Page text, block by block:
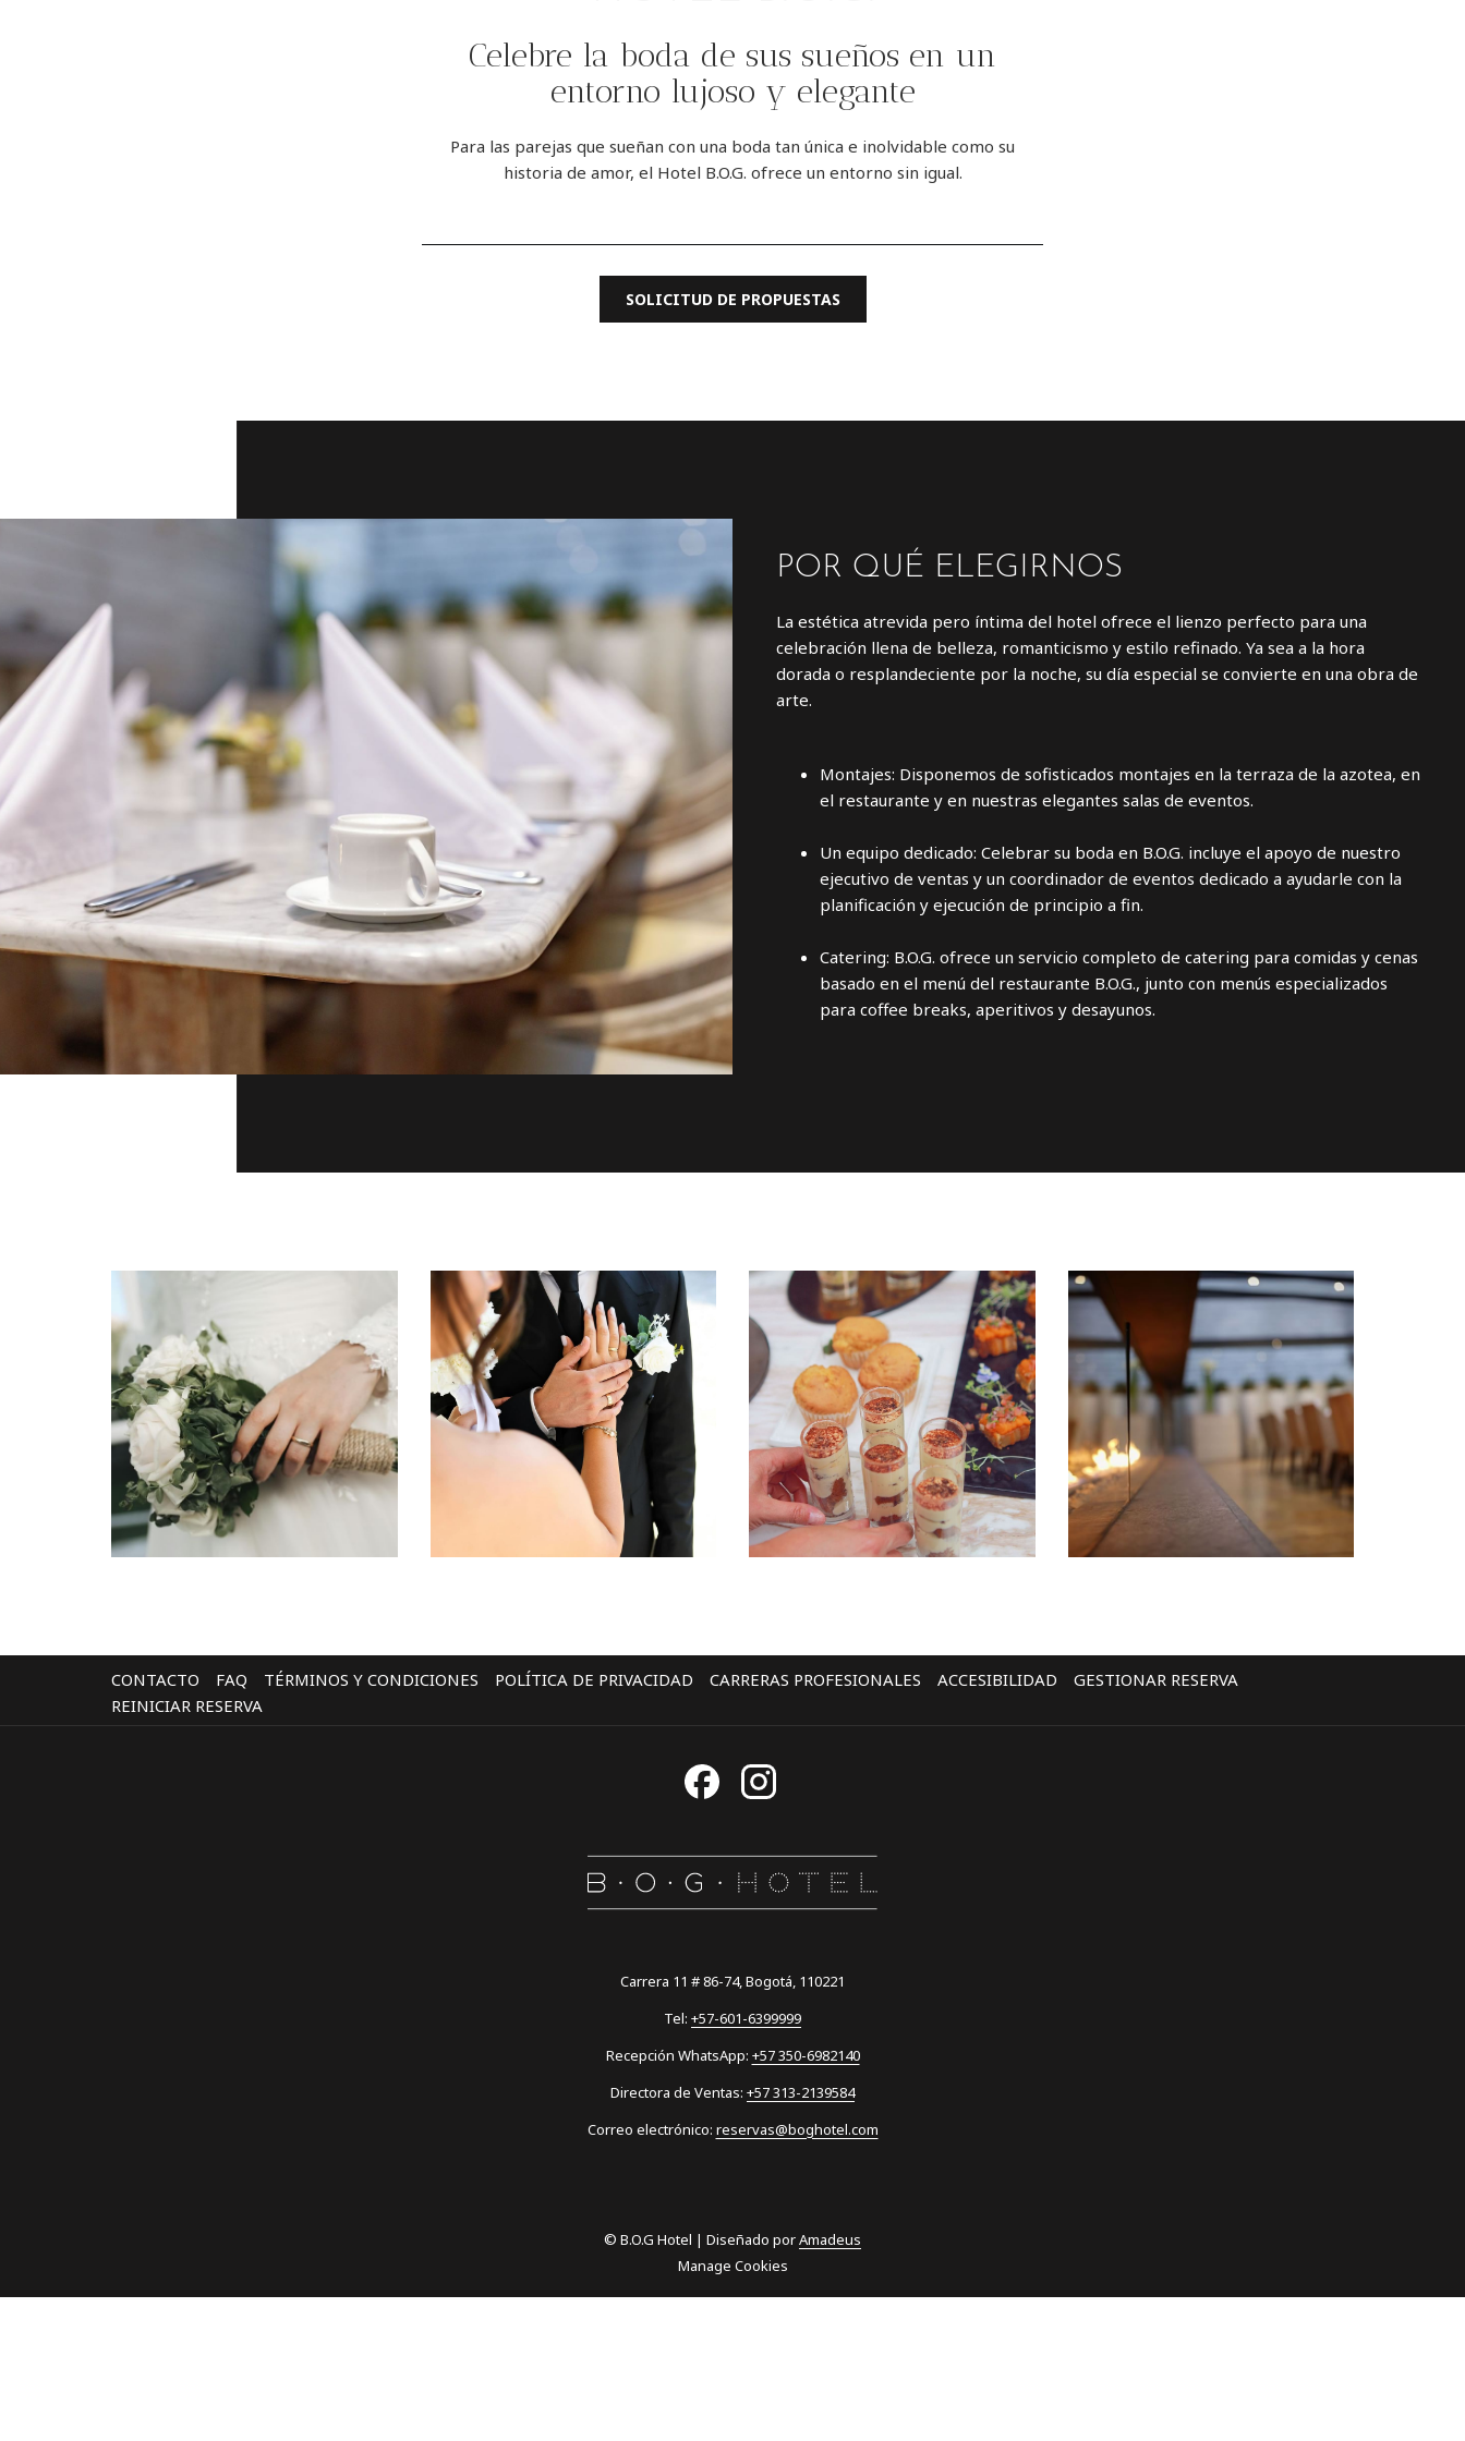
Celebre la boda de sus sueños en un
entorno lujoso y elegante
Para las parejas que sueñan con una boda tan única e inolvidable como su
historia de amor, el Hotel B.O.G. ofrece un entorno sin igual.
SOLICITUD DE PROPUESTAS
POR QUÉ ELEGIRNOS
La estética atrevida pero íntima del hotel ofrece el lienzo perfecto para una
celebración llena de belleza, romanticismo y estilo refinado. Ya sea a la hora
dorada o resplandeciente por la noche, su día especial se convierte en una obra de
arte.
Montajes: Disponemos de sofisticados montajes en la terraza de la azotea, en
el restaurante y en nuestras elegantes salas de eventos.
Un equipo dedicado: Celebrar su boda en B.O.G. incluye el apoyo de nuestro
ejecutivo de ventas y un coordinador de eventos dedicado a ayudarle con la
planificación y ejecución de principio a fin.
Catering: B.O.G. ofrece un servicio completo de catering para comidas y cenas
basado en el menú del restaurante B.O.G., junto con menús especializados
para coffee breaks, aperitivos y desayunos.
CONTACTO FAQ TÉRMINOS Y CONDICIONES POLÍTICA DE PRIVACIDAD CARRERAS PROFESIONALES ACCESIBILIDAD
GESTIONAR RESERVA
REINICIAR RESERVA
Carrera 11 # 86-74, Bogotá, 110221
Tel: +57-601-6399999
Recepción WhatsApp: +57 350-6982140
Directora de Ventas: +57 313-2139584
Correo electrónico: reservas@boghotel.com
© B.O.G Hotel | Diseñado porAmadeus
Manage Cookies